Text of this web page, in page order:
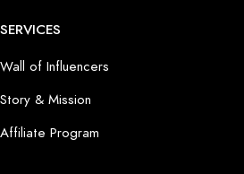
SERVICES
Wall of Influencers
Story & Mission
Affiliate Program